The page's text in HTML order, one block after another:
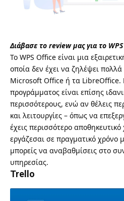
Διάβασε το review μας για το
Το WPS Office είναι μια
οποία δεν έχει να ζηλέψει
Microsoft Office ή τα LibreOffice.
προγράμματος είναι επίσης
περισσότερους, ενώ αν θέλεις
και λειτουργίες – όπως να
έχεις περισσότερο
εργάζεσαι σε πραγματικό χρόνο
μπορείς να αναβαθμίσεις στο
υπηρεσίας.
Trello